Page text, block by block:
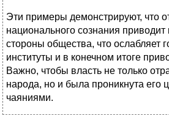
Эти примеры демонстрируют, что
национального сознания приводит
стороны общества, что ослабляет
институты и в конечном итоге
Важно, чтобы власть не только
народа, но и была проникнута его
чаяниями.